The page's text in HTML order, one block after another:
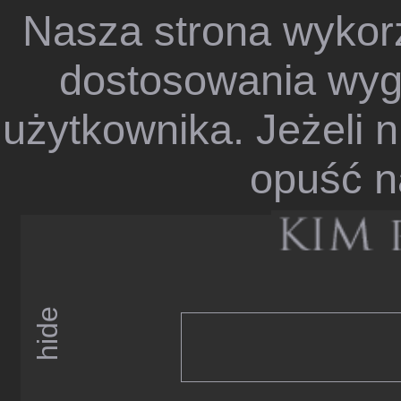
Nasza strona
dostosowania
użytkownika. Jeżeli
opuść
hide